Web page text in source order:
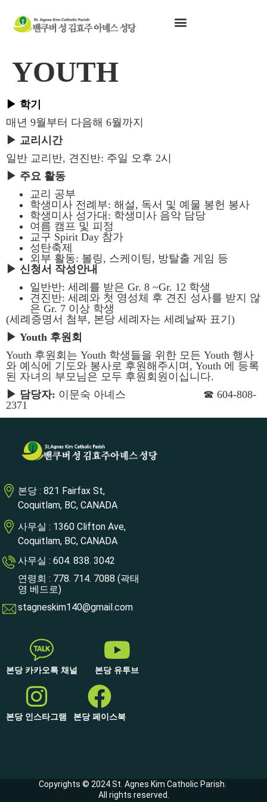
YOUTH
▶ 학기
매년 9월부터 다음해 6월까지
▶ 교리시간
일반 교리반, 견진반: 주일 오후 2시
▶ 주요 활동
교리 공부
학생미사 전례부: 해설, 독서 및 예물 봉헌 봉사
학생미사 성가대: 학생미사 음악 담당
여름 캠프 및 피정
교구 Spirit Day 참가
성탄축제
외부 활동: 볼링, 스케이팅, 방탈출 게임 등
▶ 신청서 작성안내
일반반: 세례를 받은 Gr. 8 ~Gr. 12 학생
견진반: 세례와 첫 영성체 후 견진 성사를 받지 않
은 Gr. 7 이상 학생
(세례증명서 첨부, 본당 세례자는 세례날짜 표기)
▶ Youth 후원회
Youth 후원회는 Youth 학생들을 위한 모든 Youth 행사
와 예식에 기도와 봉사로 후원해주시며, Youth 에 등록
된 자녀의 부모님은 모두 후원회원이십니다.
▶ 담당자: 이문숙 아녜스 ☎ 604-808-
2371
본당 : 821 Fairfax St,
Coquitlam, BC, CANADA
사무실 : 1360 Clifton Ave,
Coquitlam, BC, CANADA
사무실 : 604. 838. 3042
연령회 : 778. 714. 7088 (곽태
영 베드로)
stagneskim140@gmail.com
본당 카카오톡 채널 본당 유투브
본당 인스타그램 본당 페이스북
Copyrights © 2024 St. Agnes Kim Catholic Parish.
All rights reserved.